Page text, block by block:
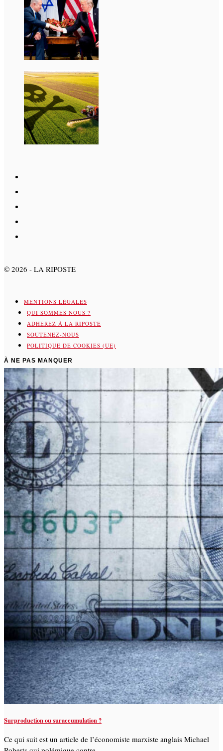
© 2026 - LA RIPOSTE
MENTIONS LÉGALES
QUI SOMMES NOUS ?
ADHÉREZ À LA RIPOSTE
SOUTENEZ-NOUS
POLITIQUE DE COOKIES (UE)
À NE PAS MANQUER
Surproduction ou suraccumulation ?
Ce qui suit est un article de l’économiste marxiste anglais Michael